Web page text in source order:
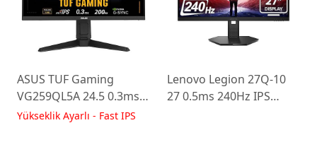
ASUS TUF Gaming
VG259QL5A 24.5 0.3ms
200Hz Fast IPS Yükseklik
Yükseklik Ayarlı - Fast IPS
Lenovo Legion 27Q-10
27 0.5ms 240Hz IPS